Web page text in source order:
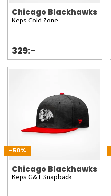
Chicago Blackhawks
Keps Cold Zone
329:-
-50%
Chicago Blackhawks
Keps G&T Snapback